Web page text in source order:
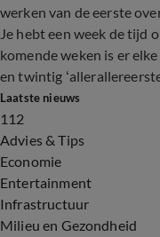
werken van de eerste
Je hebt een week de tijd
komende weken is er
en twintig
Laatste nieuws
112
Advies & Tips
Economie
Entertainment
Infrastructuur
Milieu en Gezondheid